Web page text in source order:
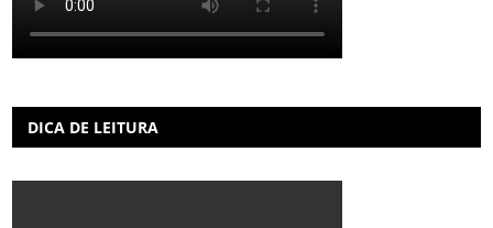
DICA DE LEITURA